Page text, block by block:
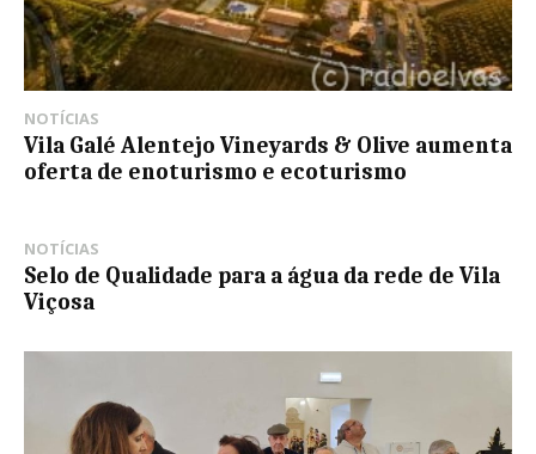
NOTÍCIAS
Vila Galé Alentejo Vineyards & Olive aumenta
oferta de enoturismo e ecoturismo
NOTÍCIAS
Selo de Qualidade para a água da rede de Vila
Viçosa